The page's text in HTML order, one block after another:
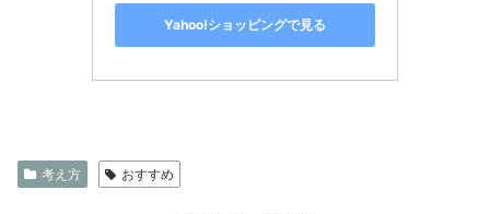
Yahoo!ショッピングで見る
考え方 おすすめ